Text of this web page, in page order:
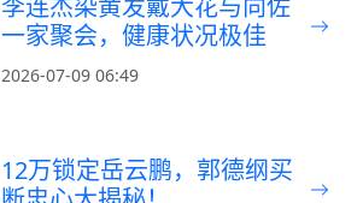
李连杰染黄发戴大花与向佐
一家聚会，健康状况极佳
2026-07-09 06:49
12万锁定岳云鹏，郭德纲买